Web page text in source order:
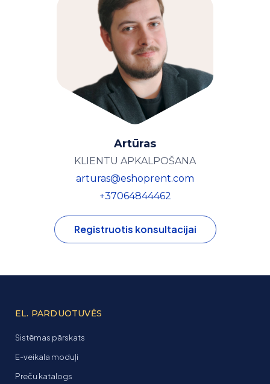
Artūras
KLIENTU APKALPOŠANA
arturas@eshoprent.com
+37064844462
Registruotis konsultacijai
EL. PARDUOTUVĖS
Sistēmas pārskats
E-veikala moduļi
Preču katalogs